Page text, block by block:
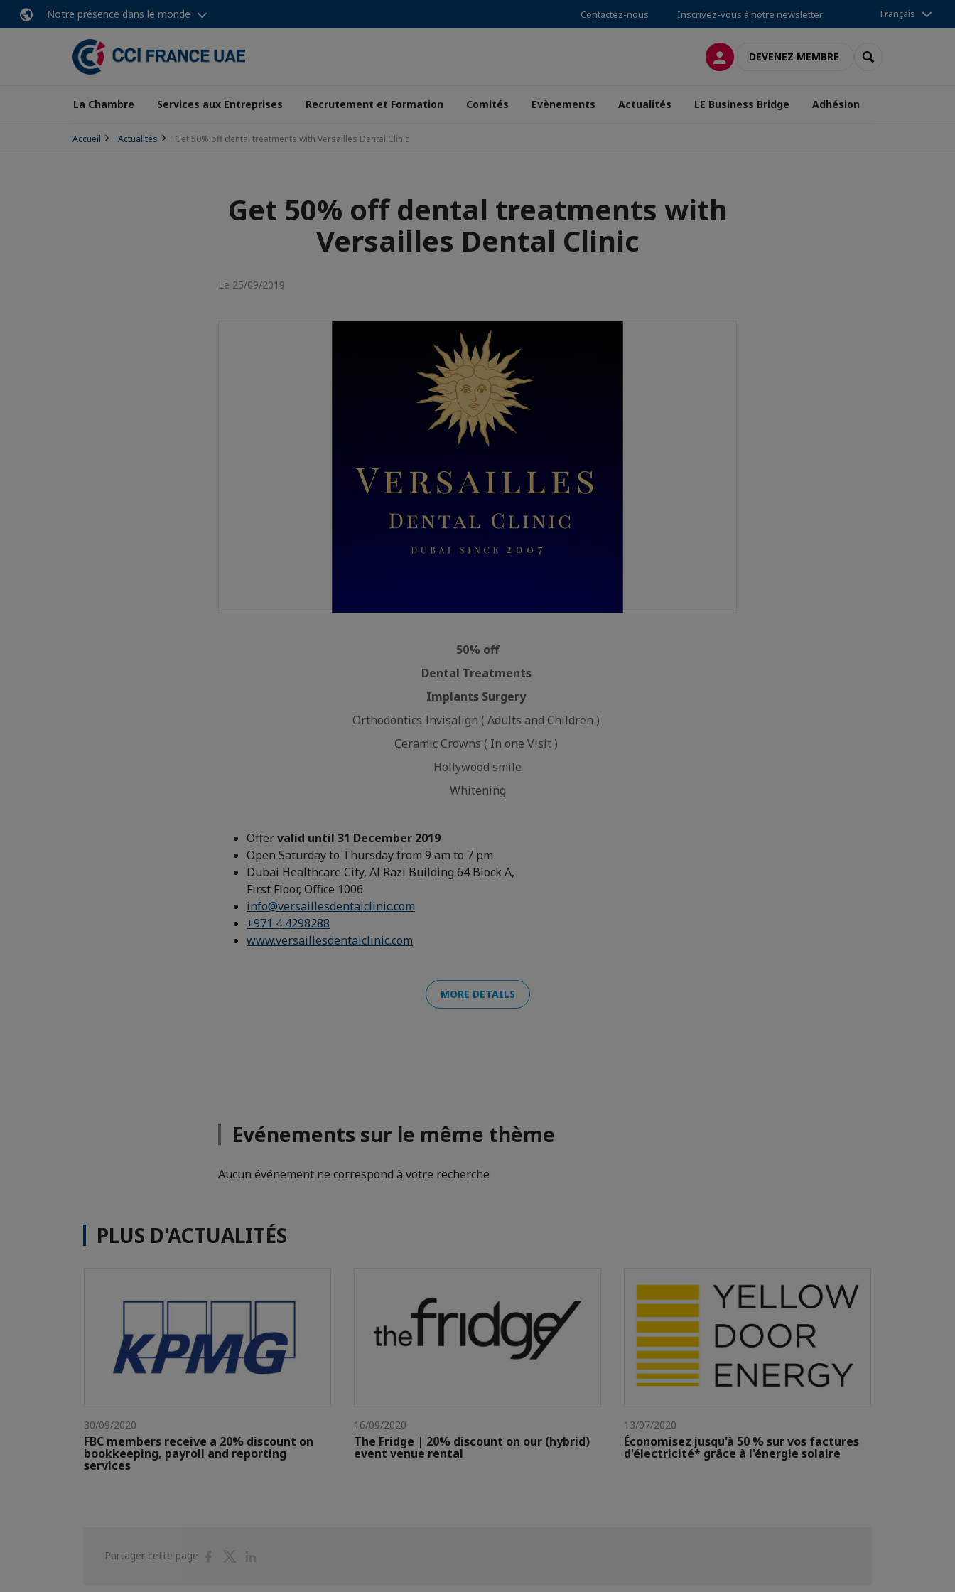
Notre présence dans le monde Contactez-nous Inscrivez-vous à notre newsletter Français
CONNEXIONDEVENEZ MEMBRE RECHERCHER
La Chambre Services aux Entreprises Recrutement et Formation Comités Evènements Actualités LE Business Bridge Adhésion
Accueil Actualités Get 50% off dental treatments with Versailles Dental Clinic
Get 50% off dental treatments with
Versailles Dental Clinic
Le 25/09/2019
50% off
Dental Treatments
Implants Surgery
Orthodontics Invisalign ( Adults and Children )
Ceramic Crowns ( In one Visit )
Hollywood smile
Whitening
Offervalid until 31 December 2019
Open Saturday to Thursday from 9 am to 7 pm
Dubai Healthcare City, Al Razi Building 64 Block A,
First Floor, Office 1006
info@versaillesdentalclinic.com
+971 4 4298288
www.versaillesdentalclinic.com
MORE DETAILS
Evénements sur le même thème
Aucun événement ne correspond à votre recherche
PLUS D'ACTUALITÉS
30/09/2020
FBC members receive a 20% discount on
bookkeeping, payroll and reporting
services
16/09/2020
The Fridge | 20% discount on our (hybrid)
event venue rental
13/07/2020
Économisez jusqu'à 50 % sur vos factures
d'électricité* grâce à l'énergie solaire
Partager cette page
PartagerPartager